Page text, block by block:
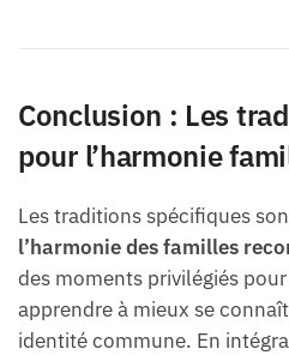
Conclusion : Les
pour l’harmonie
Les traditions spécifiques
l’harmonie des familles
des moments privilégiés
apprendre à mieux se
identité commune. En